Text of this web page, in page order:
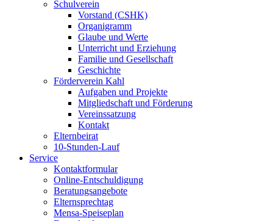
Schulverein
Vorstand (CSHK)
Organigramm
Glaube und Werte
Unterricht und Erziehung
Familie und Gesellschaft
Geschichte
Förderverein Kahl
Aufgaben und Projekte
Mitgliedschaft und Förderung
Vereinssatzung
Kontakt
Elternbeirat
10-Stunden-Lauf
Service
Kontaktformular
Online-Entschuldigung
Beratungsangebote
Elternsprechtag
Mensa-Speiseplan